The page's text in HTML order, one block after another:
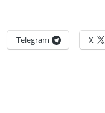
X
Telegram